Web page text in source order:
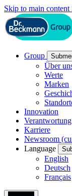
Skip to main content
Group
Über
Werte
Marken
Innovation
Verantwortung
Karriere
Newsroom
Language
English
Deutsch
Français